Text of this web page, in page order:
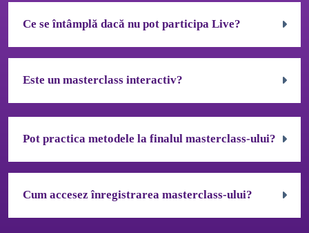
Ce se întâmplă dacă nu pot participa Live?
Este un masterclass interactiv?
Pot practica metodele la finalul masterclass-ului?
Cum accesez înregistrarea masterclass-ului?